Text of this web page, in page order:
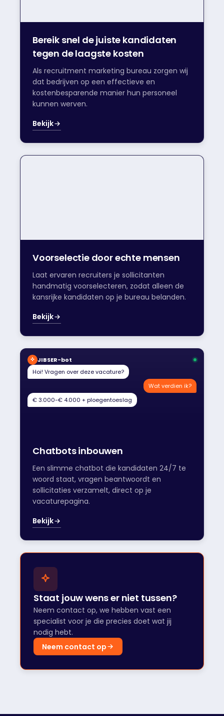
Bereik snel de juiste kandidaten
tegen de laagste kosten
Als recruitment marketing bureau zorgen wij
dat bedrijven op een effectieve en
kostenbesparende manier hun personeel
kunnen werven.
Bekijk
Voorselectie door echte mensen
Laat ervaren recruiters je sollicitanten
handmatig voorselecteren, zodat alleen de
kansrijke kandidaten op je bureau belanden.
Bekijk
JIBSER-bot
Hoi! Vragen over deze vacature?
Wat verdien ik?
€ 3.000-€ 4.000 + ploegentoeslag
Chatbots inbouwen
Een slimme chatbot die kandidaten 24/7 te
woord staat, vragen beantwoordt en
sollicitaties verzamelt, direct op je
vacaturepagina.
Bekijk
Staat jouw wens er niet tussen?
Neem contact op, we hebben vast een
specialist voor je die precies doet wat jij
nodig hebt.
Neem contact op